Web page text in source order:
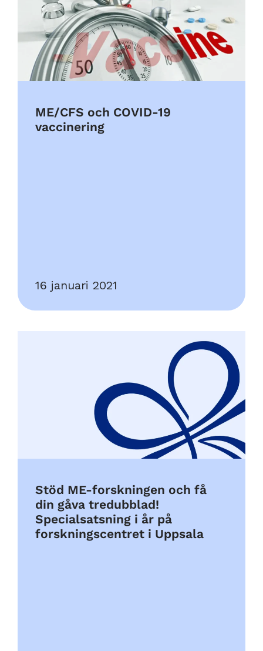
ME/CFS och COVID-19
vaccinering
16 januari 2021
Stöd ME-forskningen och få
din gåva tredubblad!
Specialsatsning i år på
forskningscentret i Uppsala